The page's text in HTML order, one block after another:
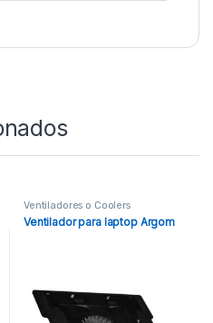
Ventiladores o Coolers
Ventilador para laptop Argom